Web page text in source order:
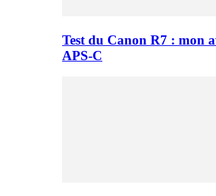
Test du Canon R7 : mon
APS-C